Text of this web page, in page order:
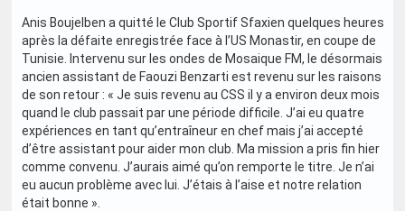
Anis Boujelben a quitté le Club Sportif Sfaxien quelques heures
après la défaite enregistrée face à l’US Monastir, en coupe de
Tunisie. Intervenu sur les ondes de Mosaique FM, le désormais
ancien assistant de Faouzi Benzarti est revenu sur les raisons
de son retour : « Je suis revenu au CSS il y a environ deux mois
quand le club passait par une période difficile. J’ai eu quatre
expériences en tant qu’entraîneur en chef mais j’ai accepté
d’être assistant pour aider mon club. Ma mission a pris fin hier
comme convenu. J’aurais aimé qu’on remporte le titre. Je n’ai
eu aucun problème avec lui. J’étais à l’aise et notre relation
était bonne ».